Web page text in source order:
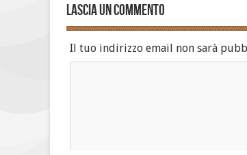
Lascia un commento
Il tuo indirizzo email non sarà